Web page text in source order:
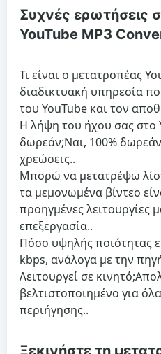
Συχνές ερωτήσεις
YouTube MP3
Τι είναι ο μετατροπέας
διαδικτυακή υπηρεσία
του YouTube και τον
Η λήψη του ήχου σας στο
δωρεάν;Ναι, 100%
χρεώσεις..
Μπορώ να μετατρέψω
τα μεμονωμένα βίντεο
προηγμένες λειτουργίες
επεξεργασία..
Πόσο υψηλής ποιότητας
kbps, ανάλογα με την
Λειτουργεί σε κινητό;
βελτιστοποιημένο για
περιήγησης..
Ξεκινήστε τη